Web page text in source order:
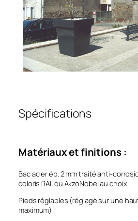
Spécifications
Matériaux et finitions :
Bac acier ép. 2 mm traité anti-
coloris RAL ou AkzoNobel au choix
Pieds réglables (réglage sur une
maximum)